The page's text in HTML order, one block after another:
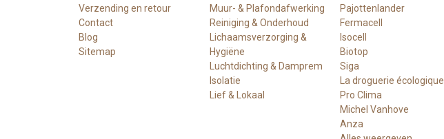
Verzending en retour
Contact
Blog
Sitemap
Muur- & Plafondafwerking
Reiniging & Onderhoud
Lichaamsverzorging &
Hygiëne
Luchtdichting & Damprem
Isolatie
Lief & Lokaal
Pajottenlander
Fermacell
Isocell
Biotop
Siga
La droguerie écologique
Pro Clima
Michel Vanhove
Anza